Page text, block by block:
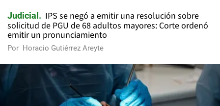
Judicial
IPS se negó a emitir una resolución sobre
solicitud de PGU de 68 adultos mayores: Corte ordenó
emitir un pronunciamiento
Por Horacio Gutiérrez Areyte